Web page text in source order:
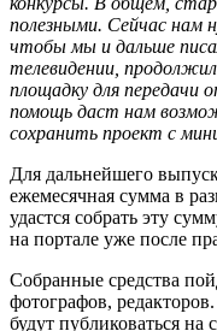
полезными. Сейчас нам
чтобы мы и дальше
телевидении,
площадку для
помощь даст нам
сохранить проект с
Для дальнейшего
ежемесячная сумма в
удастся собрать эту
на портале уже после
Собранные средства
фотографов,
будут публиковаться на